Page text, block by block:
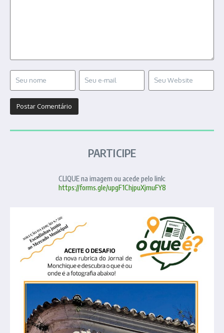
PARTICIPE
CLIQUE na imagem ou acede pelo link:
https://forms.gle/upgF1ChjpuXjmuFY8